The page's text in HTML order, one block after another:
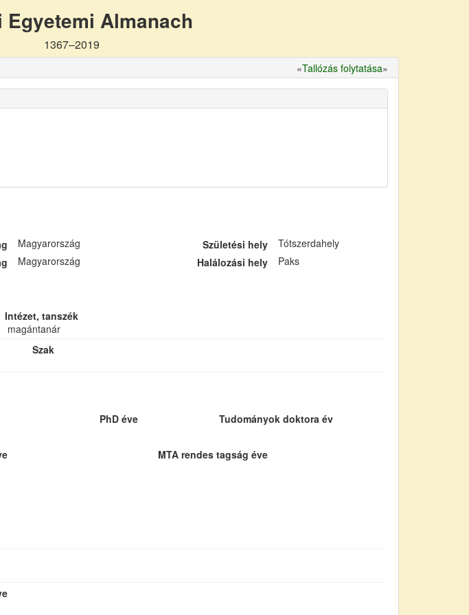
Egyetemi Almanach
1367–2019
«Tallózás folytatása»
Magyarország Születési hely
Tótszerdahely
Magyarország Halálozási hely
Paks
Intézet, tanszék
magántanár
Szak
PhD éve
Tudományok doktora év
MTA rendes tagság éve